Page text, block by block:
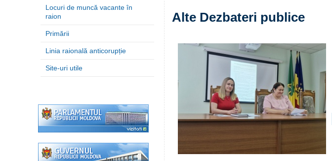
Locuri de muncă vacante în
raion
Primării
Linia raională anticorupție
Site-uri utile
Alte Dezbateri publice